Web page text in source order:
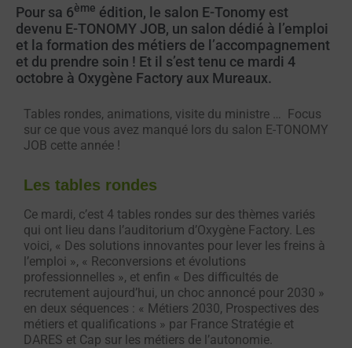
Pour sa 6ème édition, le salon E-Tonomy est
devenu E-TONOMY JOB, un salon dédié à l’emploi
et la formation des métiers de l’accompagnement
et du prendre soin ! Et il s’est tenu ce mardi 4
octobre à Oxygène Factory aux Mureaux.
Tables rondes, animations, visite du ministre … Focus
sur ce que vous avez manqué lors du salon E-TONOMY
JOB cette année !
Les tables rondes
Ce mardi, c’est 4 tables rondes sur des thèmes variés
qui ont lieu dans l’auditorium d’Oxygène Factory. Les
voici, « Des solutions innovantes pour lever les freins à
l’emploi », « Reconversions et évolutions
professionnelles », et enfin « Des difficultés de
recrutement aujourd’hui, un choc annoncé pour 2030 »
en deux séquences : « Métiers 2030, Prospectives des
métiers et qualifications » par France Stratégie et
DARES et Cap sur les métiers de l’autonomie.